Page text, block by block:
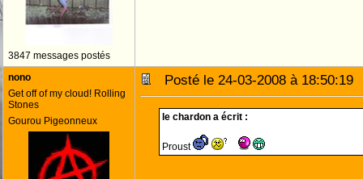
3847 messages postés
nono
Get off of my cloud! Rolling
Stones
Gourou Pigeonneux
Posté le 24-03-2008 à
le chardon a écrit :
Proust